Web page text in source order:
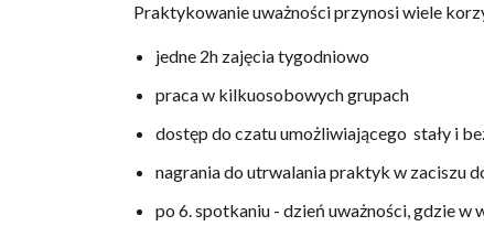
Praktykowanie uważności przynosi wiele
jedne 2h zajęcia tygodniowo
praca w kilkuosobowych grupach
dostęp do czatu umożliwiającego stały i
nagrania do utrwalania praktyk w zaciszu
po 6. spotkaniu - dzień uważności, gdzie